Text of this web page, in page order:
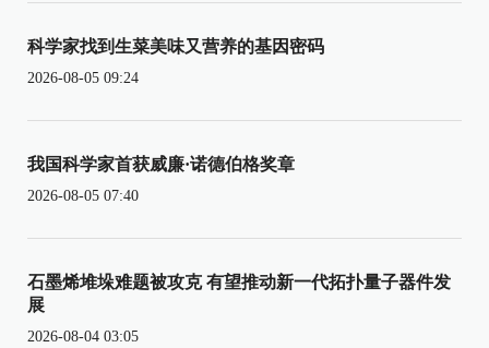
科学家找到生菜美味又营养的基因密码
2026-08-05 09:24
我国科学家首获威廉·诺德伯格奖章
2026-08-05 07:40
石墨烯堆垛难题被攻克 有望推动新一代拓扑量子器件发
展
2026-08-04 03:05